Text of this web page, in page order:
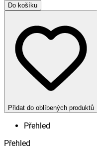
Do košíku
Přidat do oblíbených produktů
Přehled
Přehled